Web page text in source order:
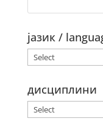
јазик /
дисциплини